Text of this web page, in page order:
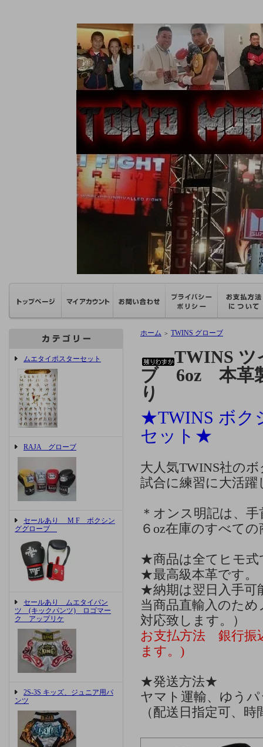
ムエタイポスターセット
RAJA グローブ
セールあり M F ボクシン
ググローブ
セールあり ムエタイパン
ツ (キックパンツ) ロゴマー
ク アップリケ
2S-3S キッズ、ジュニア用パ
ンツ
ホーム ＞ TWINS グローブ
TWINS
ブ 6oz 本革
り
★TWINS ボ
セット★
大人気TWINS社の
試合に練習に大活
＊オンス明記は、
６oz在庫のすべて
★商品は全てヒモ式
★最高級本革です。
★納期は翌日入手可
当商品直輸入のた
対応致します。）
お支払方法 銀行振
ます。)
★発送方法★
ヤマト運輸、ゆう
（配送日指定可、